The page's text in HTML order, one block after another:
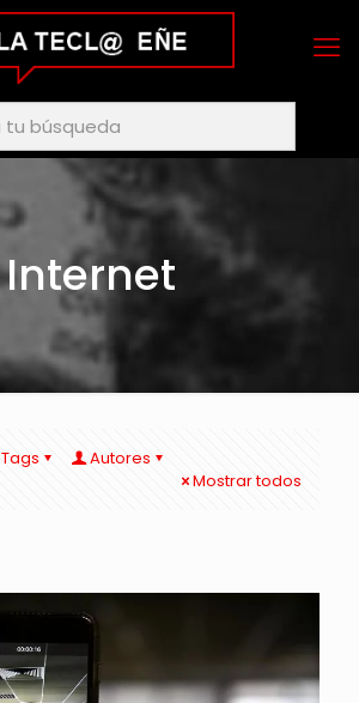
Internet
Tags
Autores
Mostrar todos